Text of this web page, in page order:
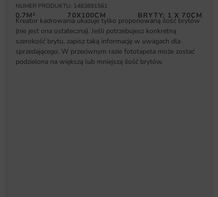
NUMER PRODUKTU: 1483891561
0.7M² 70X100CM BRYTY: 1 X 70CM
Kreator kadrowania ukazuje tylko proponowaną ilość brytów
(nie jest ona ostateczna). Jeśli potrzebujesz konkretną
szerokość brytu, zapisz taką informację w uwagach dla
sprzedającego. W przeciwnym razie fototapeta może zostać
podzielona na większą lub mniejszą ilość brytów.